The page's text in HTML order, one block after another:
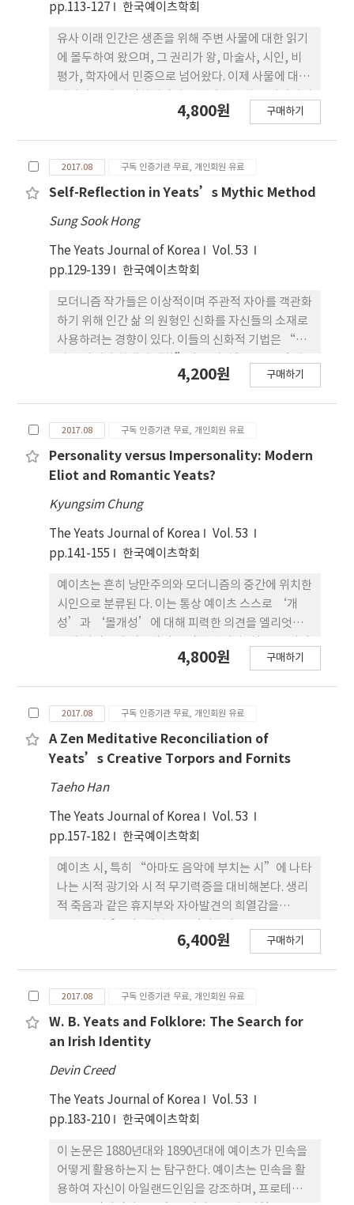
pp.113-127 한국예이츠학회
유사 이래 인간은 생존을 위해 주변 사물에 대한 읽기
에 몰두하여 왔으며, 그 권리가 왕, 마술사, 시인, 비
평가, 학자에서 민중으로 넘어왔다. 이제 사물에 대 한
나 독자임에 틀림없다. 그러므 로 본고에서는 학자, 비
도한다. 전자매체이든 문자매체이든 양자 모두 매체
임에는 불변이고, 마찬가지로 아무리 세상이 바뀌더
임없이 지속될 것이다.
4,800원 구매하기
2017.08 구독 인증기관 무료, 개인회원 유료
Self-Reflection in Yeats’s Mythic Method
Sung Sook Hong
The Yeats Journal of Korea
Vol. 53
pp.129-139
한국예이츠학회
모더니즘 작가들은 이상적이며 주관적 자아를 객관화
하기 위해 인간 삶 의 원형인 신화를 자신들의 소재로
사용하려는 경향이 있다. 이들의 신화적 기법은 “역
역사개념을 수용함으로써 현재 와 과거를 병치시킨
(Finn Cycle)와 얼스터 전쟁 영웅 쿠훌린
(Cuchulain)을 다룬 얼스터판(Ulster Cycle)을 그
의 시적 소재로 채택했다. 한편 이들 시는 켈트 영웅정
드를 만드는데 공헌 한 것으로 평가된다. 그런데 이 논
문에서는 예이츠의 극시와 설화는 켈트 민족주 의와
낭만적 아일랜드 만들기라는 그 같은 공적인 대의뿐
염원이라는 예이츠의 개인적 의도를 함께 반영하고
있음을 증 명해보겠다.
4,200원 구매하기
2017.08 구독 인증기관 무료, 개인회원 유료
Personality versus Impersonality: Modern
Eliot and Romantic Yeats?
Kyungsim Chung
The Yeats Journal of Korea
Vol. 53
pp.141-155
한국예이츠학회
예이츠는 흔히 낭만주의와 모더니즘의 중간에 위치한
시인으로 분류된 다. 이는 통상 예이츠 스스로 ‘개
성’과 ‘몰개성’에 대해 피력한 의견을 엘리엇의
모두 개성과 몰개성에 대하여 모순적 인 태도를 보여
의 자율성 (자기충족성)에 이르는 것이다. 이는 바로
엘리엇이 몰개성이론으로 도달하고자 한 바로 그 지
점이며 예이츠 또한 평생 노력하였 던 목표로서, 엘리
한 ‘신화적 방식’ 이 왜 다른 어떤 모던 시인도 아니
고 바로 예이츠로부터 비롯되었는지 잘 설명해준다.
4,800원 구매하기
2017.08 구독 인증기관 무료, 개인회원 유료
A Zen Meditative Reconciliation of
Yeats’s Creative Torpors and Fornits
Taeho Han
The Yeats Journal of Korea
Vol. 53
pp.157-182
한국예이츠학회
예이츠 시, 특히 “아마도 음악에 부치는 시”에 나타
나는 시적 광기와 시 적 무기력증을 대비해본다. 생리
적 죽음과 같은 휴지부와 자아발견의 희열감을
6,400원 구매하기
2017.08 구독 인증기관 무료, 개인회원 유료
W. B. Yeats and Folklore: The Search for
an Irish Identity
Devin Creed
The Yeats Journal of Korea
Vol. 53
pp.183-210
한국예이츠학회
이 논문은 1880년대와 1890년대에 예이츠가 민속을
어떻게 활용하는지 는 탐구한다. 예이츠는 민속을 활
용하여 자신이 아일랜드인임을 강조하며, 프로테스